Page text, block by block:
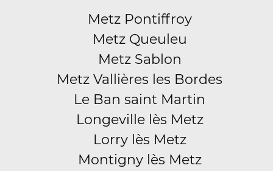
Metz Pontiffroy
Metz Queuleu
Metz Sablon
Metz Vallières les Bordes
Le Ban saint Martin
Longeville lès Metz
Lorry lès Metz
Montigny lès Metz